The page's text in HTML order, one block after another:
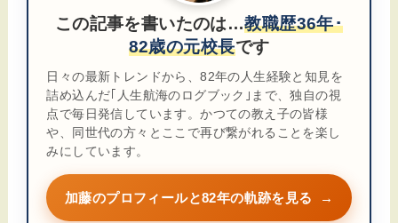
この記事を書いたのは…教職歴36年･
82歳の元校長です
日々の最新トレンドから、82年の人生経験と知見を
詰め込んだ｢人生航海のログブック｣まで、独自の視
点で毎日発信しています。かつての教え子の皆様
や、同世代の方々とここで再び繋がれることを楽し
みにしています。
加藤のプロフィールと82年の軌跡を見る →